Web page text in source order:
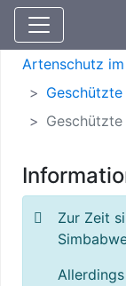
Artenschutz
Geschützte
Zur Zeit